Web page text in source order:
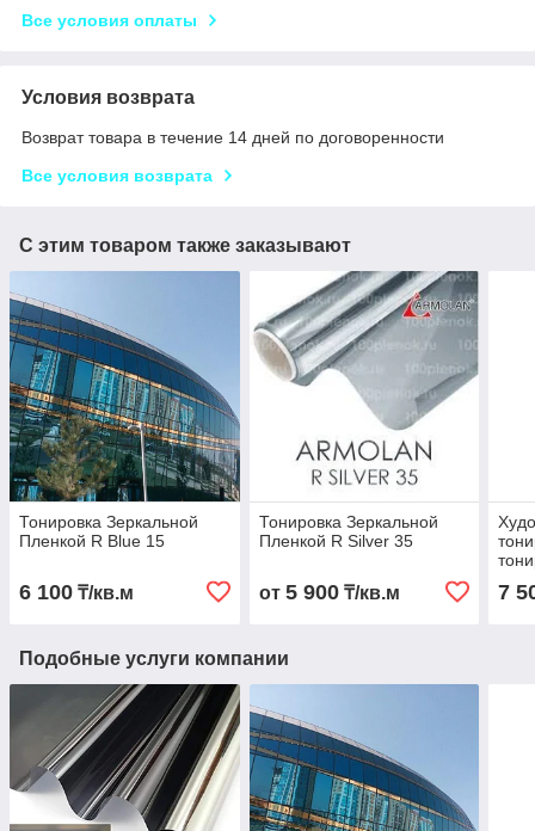
Все условия оплаты
Условия возврата
Возврат товара в течение 14 дней по договоренности
Все условия возврата
С этим товаром также заказывают
Тонировка Зеркальной
Пленкой R Blue 15
6 100 ₸/кв.м
Тонировка Зеркальной
Пленкой R Silver 35
от 5 900₸/кв.м 7
Подобные услуги компании